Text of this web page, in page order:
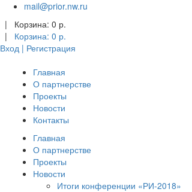
mail@prior.nw.ru
| Корзина: 0 р.
| Корзина: 0 р.
Вход | Регистрация
Главная
О партнерстве
Проекты
Новости
Контакты
Главная
О партнерстве
Проекты
Новости
Итоги конференции «РИ-2018»